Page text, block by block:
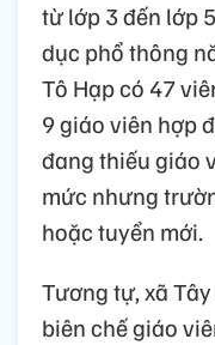
từ lớp 3 đến lớp
dục phổ thông
Tô Hạp có 47
9 giáo viên hợp
đang thiếu giáo
mức nhưng
hoặc tuyển mới.
Tương tự, xã
biên chế giáo